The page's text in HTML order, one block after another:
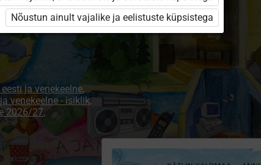
ja venekeelne,
venekeelne - isiklik,
2026/27,
Nõustun ainult vajalike ja eelistuste küpsistega